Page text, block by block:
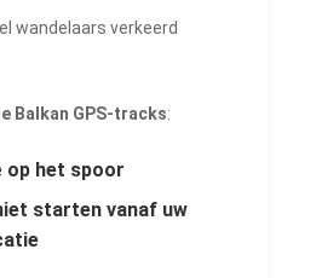
wandelaars verkeerd
Balkan GPS-tracks:
op het spoor
starten vanaf uw